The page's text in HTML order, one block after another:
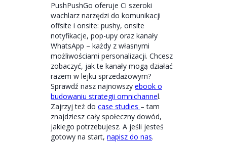
PushPushGo oferuje Ci szeroki
wachlarz narzędzi do komunikacji
offsite i onsite: pushy, onsite
notyfikacje, pop-upy oraz kanały
WhatsApp – każdy z własnymi
możliwościami personalizacji. Chcesz
zobaczyć, jak te kanały mogą działać
razem w lejku sprzedażowym?
Sprawdź nasz najnowszy ebook o
budowaniu strategii omnichannel.
Zajrzyj też do case studies – tam
znajdziesz cały społeczny dowód,
jakiego potrzebujesz. A jeśli jesteś
gotowy na start, napisz do nas.